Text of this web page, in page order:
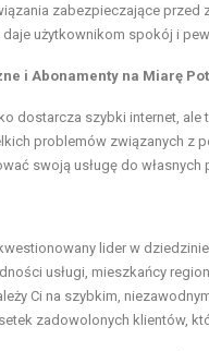
zabezpieczające przed
użytkownikom spokój i
i Abonamenty na Miarę
dostarcza szybki internet,
problemów związanych z
swoją usługę do własnych
lider w
usługi, mieszkańcy
Ci na szybkim,
zadowolonych klientów,